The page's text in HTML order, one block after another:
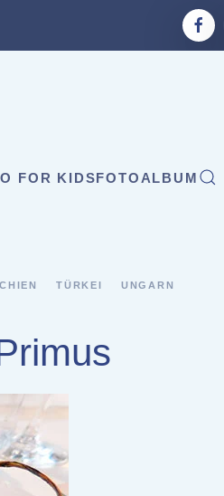
FOR KIDSFOTOALBUM
TÜRKEI UNGARN